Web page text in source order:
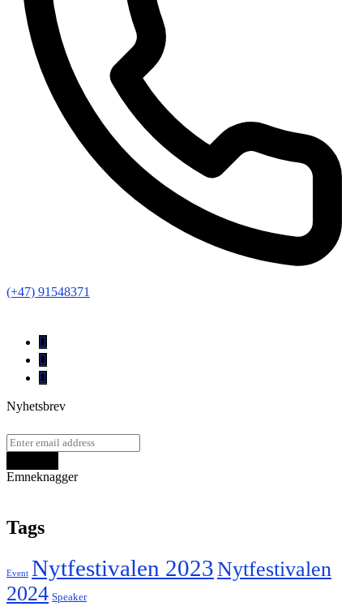
(+47) 91548371
Nyhetsbrev
Emneknagger
Tags
Event Nytfestivalen 2023Nytfestivalen
2024 Speaker